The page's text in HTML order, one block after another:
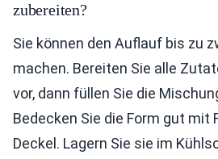
zubereiten?
Sie können den Auflauf bis zu
machen. Bereiten Sie alle
vor, dann füllen Sie die
Bedecken Sie die Form gut mit
Deckel. Lagern Sie sie im